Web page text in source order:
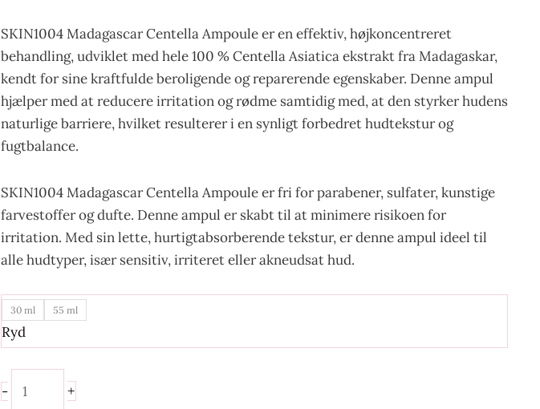
SKIN1004 Madagascar Centella Ampoule er en effektiv, højkoncentreret
behandling, udviklet med hele 100 % Centella Asiatica ekstrakt fra Madagaskar,
kendt for sine kraftfulde beroligende og reparerende egenskaber. Denne ampul
hjælper med at reducere irritation og rødme samtidig med, at den styrker hudens
naturlige barriere, hvilket resulterer i en synligt forbedret hudtekstur og
fugtbalance.
SKIN1004 Madagascar Centella Ampoule er fri for parabener, sulfater, kunstige
farvestoffer og dufte. Denne ampul er skabt til at minimere risikoen for
irritation. Med sin lette, hurtigtabsorberende tekstur, er denne ampul ideel til
alle hudtyper, især sensitiv, irriteret eller akneudsat hud.
30 ml 55 ml
Ryd
- +